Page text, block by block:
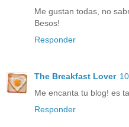
Me gustan todas, no
Besos!
Responder
The Breakfast Lover
Me encanta tu blog! es
Responder